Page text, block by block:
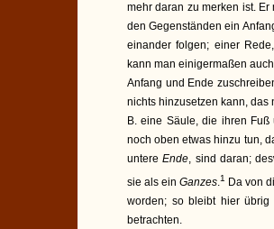
mehr daran zu merken ist.
den Gegenständen ein
einander folgen; einer
kann man einigermaßen
Anfang und Ende
nichts hinzusetzen kann, das
B. eine Säule, die ihren
noch oben etwas hinzu tun,
untereEnde, sind daran;
sie als ein Ganzes.1
Da von
worden; so bleibt hier
betrachten.